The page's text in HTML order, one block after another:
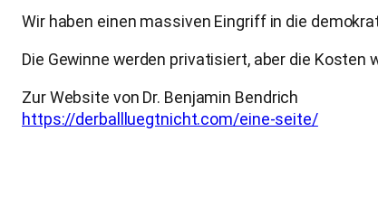
Wir haben einen massiven Eingriff in die
Die Gewinne werden privatisiert, aber die
Zur Website von Dr. Benjamin Bendrich
https://derballluegtnicht.com/eine-seite/